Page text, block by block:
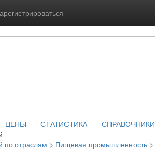
ЦЕНЫ СТАТИСТИКА СПРАВОЧНИКИ
по отраслям > Пищевая промышленность >